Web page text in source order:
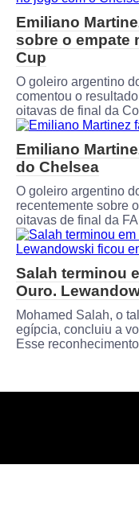
Emiliano
sobre o empate
Cup
O goleiro argentino
comentou o
oitavas de final da
Emiliano
do Chelsea
O goleiro argentino
recentemente sobre
oitavas de final da
Salah terminou
Ouro.
Mohamed Salah, o
egípcia, concluiu a
Esse